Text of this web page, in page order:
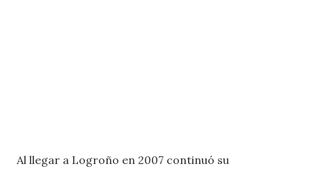
Al llegar a Logroño en 2007 continuó su